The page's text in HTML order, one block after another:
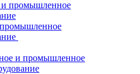
и промышленное